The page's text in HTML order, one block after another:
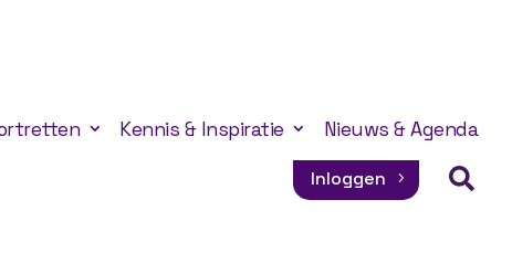
Kennis & Inspiratie Nieuws & Agenda
Inloggen 